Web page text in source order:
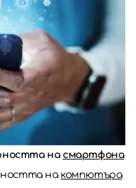
на смартфона
на компютъра